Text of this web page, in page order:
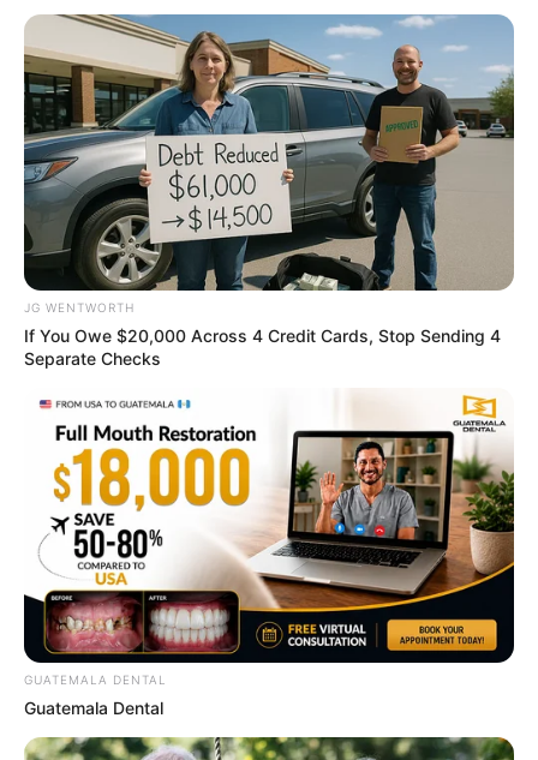
เรื่องอื่นๆ ที่น่าสนใจ
ดูลายมือ คนได้คู่ดีแต่มีตำหนิเส้นลายมือจะเป็นแบบนี้
10 ส.ค. 2019
JG WENTWORTH
If You Owe $20,000 Across 4 Credit Cards, Stop Sending 4
Separate Checks
GUATEMALA DENTAL
Guatemala Dental